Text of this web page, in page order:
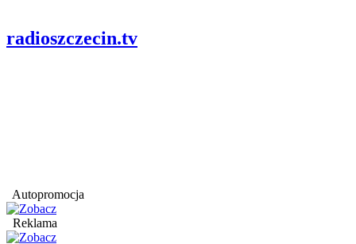
radioszczecin.tv
Autopromocja
Reklama